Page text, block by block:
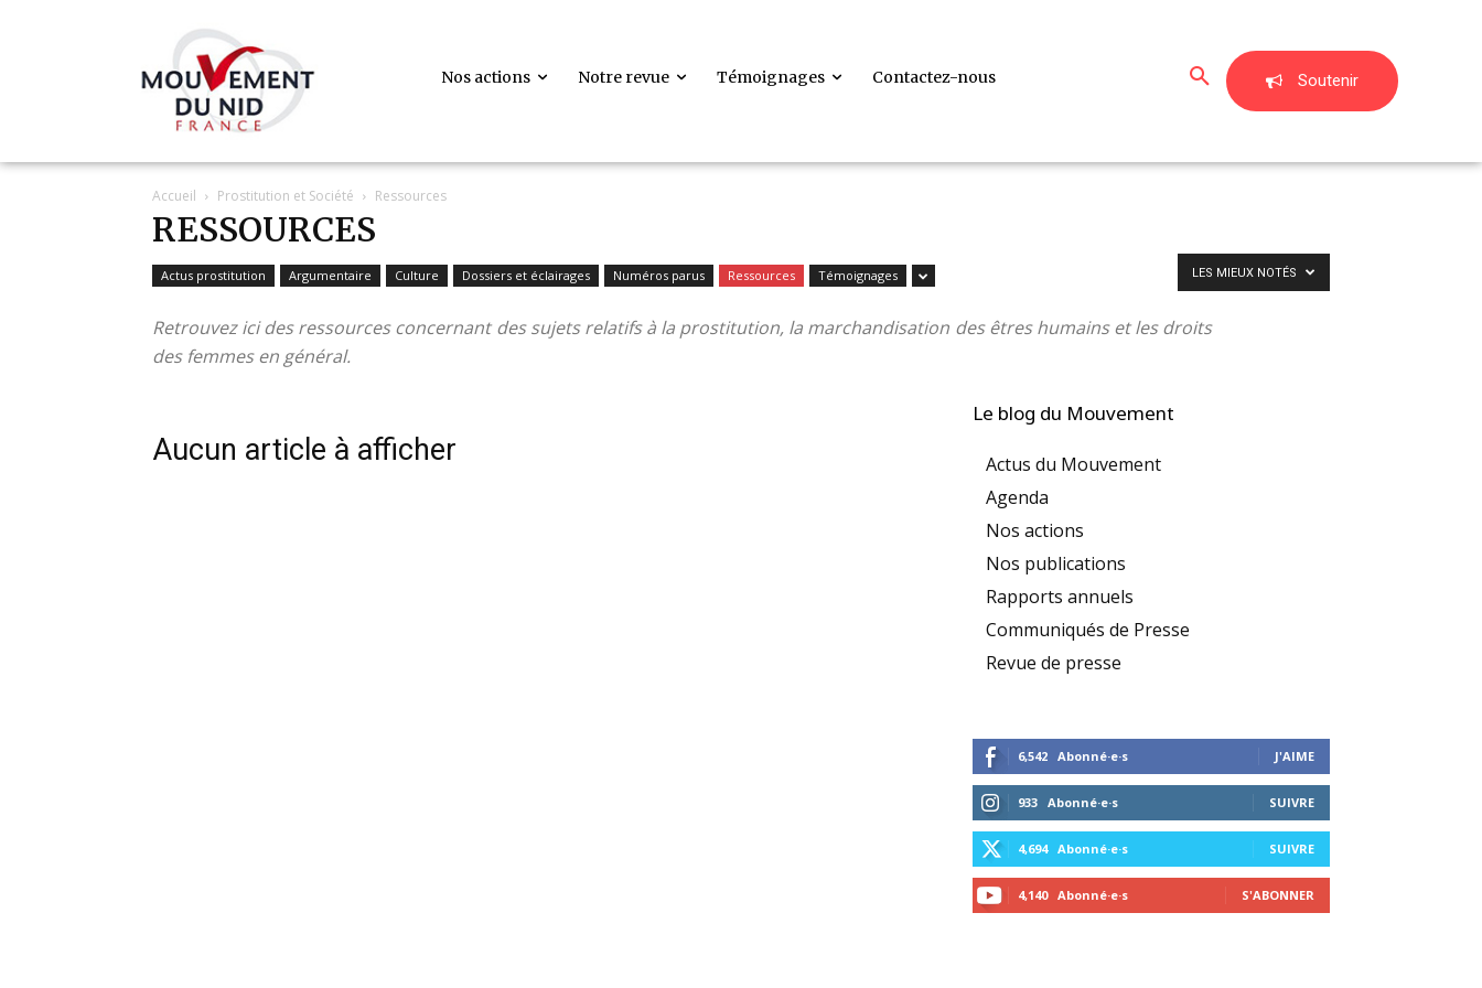
Soutenir
Nos actions Notre revue Témoignages Contactez-nous
Accueil Prostitution et Société Ressources
RESSOURCES
Actus prostitution Argumentaire Culture Dossiers et éclairages Numéros parus Ressources Témoignages
Retrouvez ici des ressources concernant des sujets relatifs à la prostitution, la marchandisation des êtres humains et les droits
des femmes en général.
LES MIEUX NOTÉS
Aucun article à afficher
Le blog du Mouvement
Actus du Mouvement
Agenda
Nos actions
Nos publications
Rapports annuels
Communiqués de Presse
Revue de presse
6,542 Abonné·e·s J'AIME
933 Abonné·e·s SUIVRE
4,694 Abonné·e·s SUIVRE
4,140 Abonné·e·s S'ABONNER